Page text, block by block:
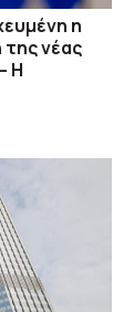
η
νέας
Η